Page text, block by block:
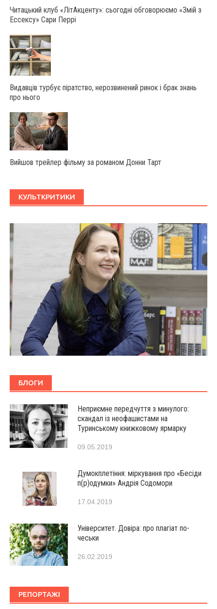
Читацький клуб «ЛітАкценту»: сьогодні обговорюємо «Змій з
Ессексу» Сари Перрі
Видавців турбує піратство, нерозвинений ринок і брак знань
про нього
Вийшов трейлер фільму за романом Донни Тарт
КУЛЬТКРИТИКИ
БЛОГИ
Неприємне передчуття з минулого:
скандал із неофашистами на
Туринському книжковому ярмарку
09.05.2019
Думокплетіння: міркування про «Бесіди
п(р)одумки» Андрія Содомори
17.04.2019
Університет. Довіра: про плагіат по-
чеськи
26.02.2019
РЕПОРТАЖІ